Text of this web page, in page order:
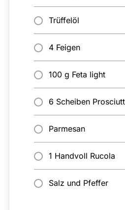
Trüffelöl
4 Feigen
100 g Feta light
6 Scheiben
Parmesan
1 Handvoll Rucola
Salz und Pfeffer